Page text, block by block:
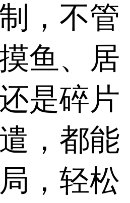
，不管
鱼、居
是碎片
，都能
，轻松